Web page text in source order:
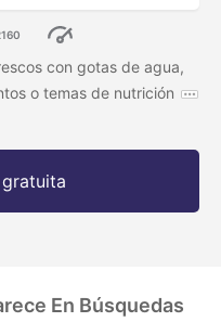
con gotas de agua,
o temas de nutrición
En Búsquedas